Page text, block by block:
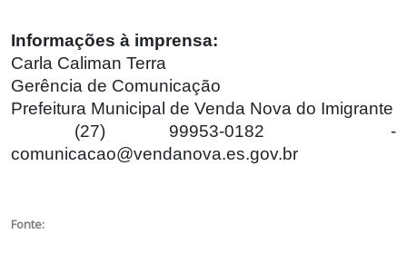
Informações à imprensa:
Carla Caliman Terra
Gerência de Comunicação
Prefeitura Municipal de Venda Nova do Imigrante
(27) 99953-0182 -
comunicacao@vendanova.es.gov.br
Fonte: